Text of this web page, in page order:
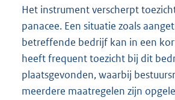
Het instrument verscherpt
panacee. Een situatie zoals
betreffende bedrijf kan in een
heeft frequent toezicht bij dit
plaatsgevonden, waarbij
meerdere maatregelen zijn